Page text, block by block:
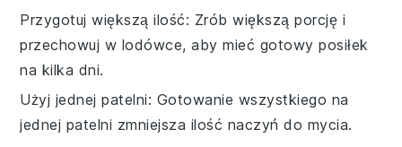
Przygotuj większą ilość: Zrób większą porcję i
przechowuj w lodówce, aby mieć gotowy posiłek
na kilka dni.
Użyj jednej patelni: Gotowanie wszystkiego na
jednej patelni zmniejsza ilość naczyń do mycia.